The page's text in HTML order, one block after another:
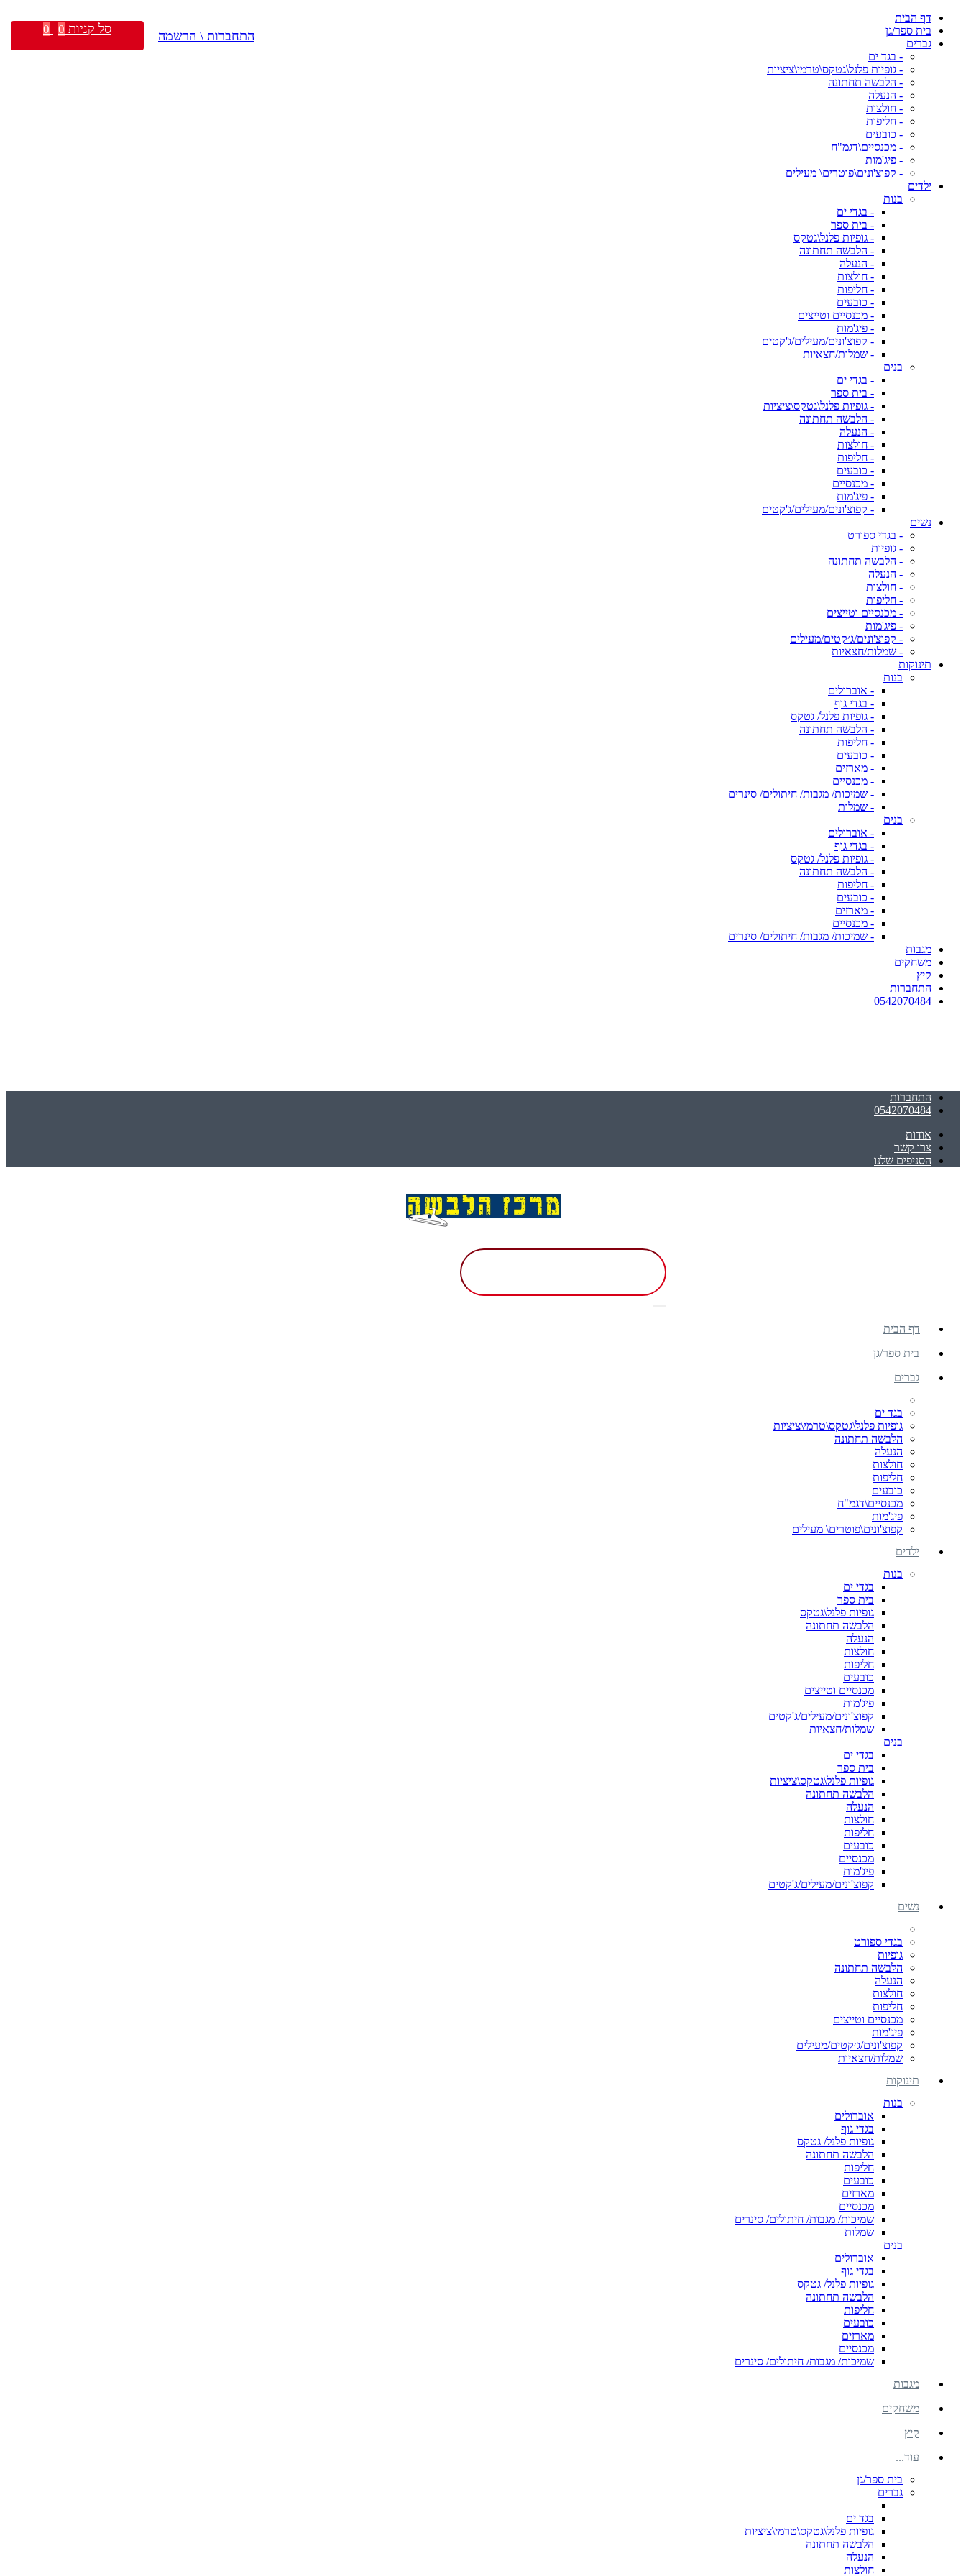
דף הבית
בית ספר/גן
גברים
- בגד ים
- גופיות פלנל\גטקס\טרמי\ציציות
- הלבשה תחתונה
- הנעלה
- חולצות
- חליפות
- כובעים
- מכנסיים\דגמ"ח
- פיג'מות
- קפוצ'ונים\פוטרים\ מעילים
ילדים
בנות
- בגדי ים
- בית ספר
- גופיות פלנל\גטקס
- הלבשה תחתונה
- הנעלה
- חולצות
- חליפות
- כובעים
- מכנסיים וטייצים
- פיג'מות
- קפוצ'ונים/מעילים/ג'קטים
- שמלות/חצאיות
בנים
- בגדי ים
- בית ספר
- גופיות פלנל\גטקס\ציציות
- הלבשה תחתונה
- הנעלה
- חולצות
- חליפות
- כובעים
- מכנסיים
- פיג'מות
- קפוצ'ונים/מעילים/ג'קטים
נשים
- בגדי ספורט
- גופיות
- הלבשה תחתונה
- הנעלה
- חולצות
- חליפות
- מכנסיים וטייצים
- פיג'מות
- קפוצ'ונים/ג׳קטים/מעילים
- שמלות/חצאיות
תינוקות
בנות
- אוברולים
- בגדי גוף
- גופיות פלנל/ גטקס
- הלבשה תחתונה
- חליפות
- כובעים
- מארזים
- מכנסיים
- שמיכות/ מגבות/ חיתולים/ סינרים
- שמלות
בנים
- אוברולים
- בגדי גוף
- גופיות פלנל/ גטקס
- הלבשה תחתונה
- חליפות
- כובעים
- מארזים
- מכנסיים
- שמיכות/ מגבות/ חיתולים/ סינרים
מגבות
משחקים
קיץ
התחברות
0542070484
התחברות
0542070484
אודות
צרו קשר
הסניפים שלנו
התחברות \ הרשמה סל קניות 0
0
דף הבית
בית ספר/גן
גברים
בגד ים
גופיות פלנל\גטקס\טרמי\ציציות
הלבשה תחתונה
הנעלה
חולצות
חליפות
כובעים
מכנסיים\דגמ"ח
פיג'מות
קפוצ'ונים\פוטרים\ מעילים
ילדים
בנות
בגדי ים
בית ספר
גופיות פלנל\גטקס
הלבשה תחתונה
הנעלה
חולצות
חליפות
כובעים
מכנסיים וטייצים
פיג'מות
קפוצ'ונים/מעילים/ג'קטים
שמלות/חצאיות
בנים
בגדי ים
בית ספר
גופיות פלנל\גטקס\ציציות
הלבשה תחתונה
הנעלה
חולצות
חליפות
כובעים
מכנסיים
פיג'מות
קפוצ'ונים/מעילים/ג'קטים
נשים
בגדי ספורט
גופיות
הלבשה תחתונה
הנעלה
חולצות
חליפות
מכנסיים וטייצים
פיג'מות
קפוצ'ונים/ג׳קטים/מעילים
שמלות/חצאיות
תינוקות
בנות
אוברולים
בגדי גוף
גופיות פלנל/ גטקס
הלבשה תחתונה
חליפות
כובעים
מארזים
מכנסיים
שמיכות/ מגבות/ חיתולים/ סינרים
שמלות
בנים
אוברולים
בגדי גוף
גופיות פלנל/ גטקס
הלבשה תחתונה
חליפות
כובעים
מארזים
מכנסיים
שמיכות/ מגבות/ חיתולים/ סינרים
מגבות
משחקים
קיץ
עוד...
בית ספר/גן
גברים
בגד ים
גופיות פלנל\גטקס\טרמי\ציציות
הלבשה תחתונה
הנעלה
חולצות